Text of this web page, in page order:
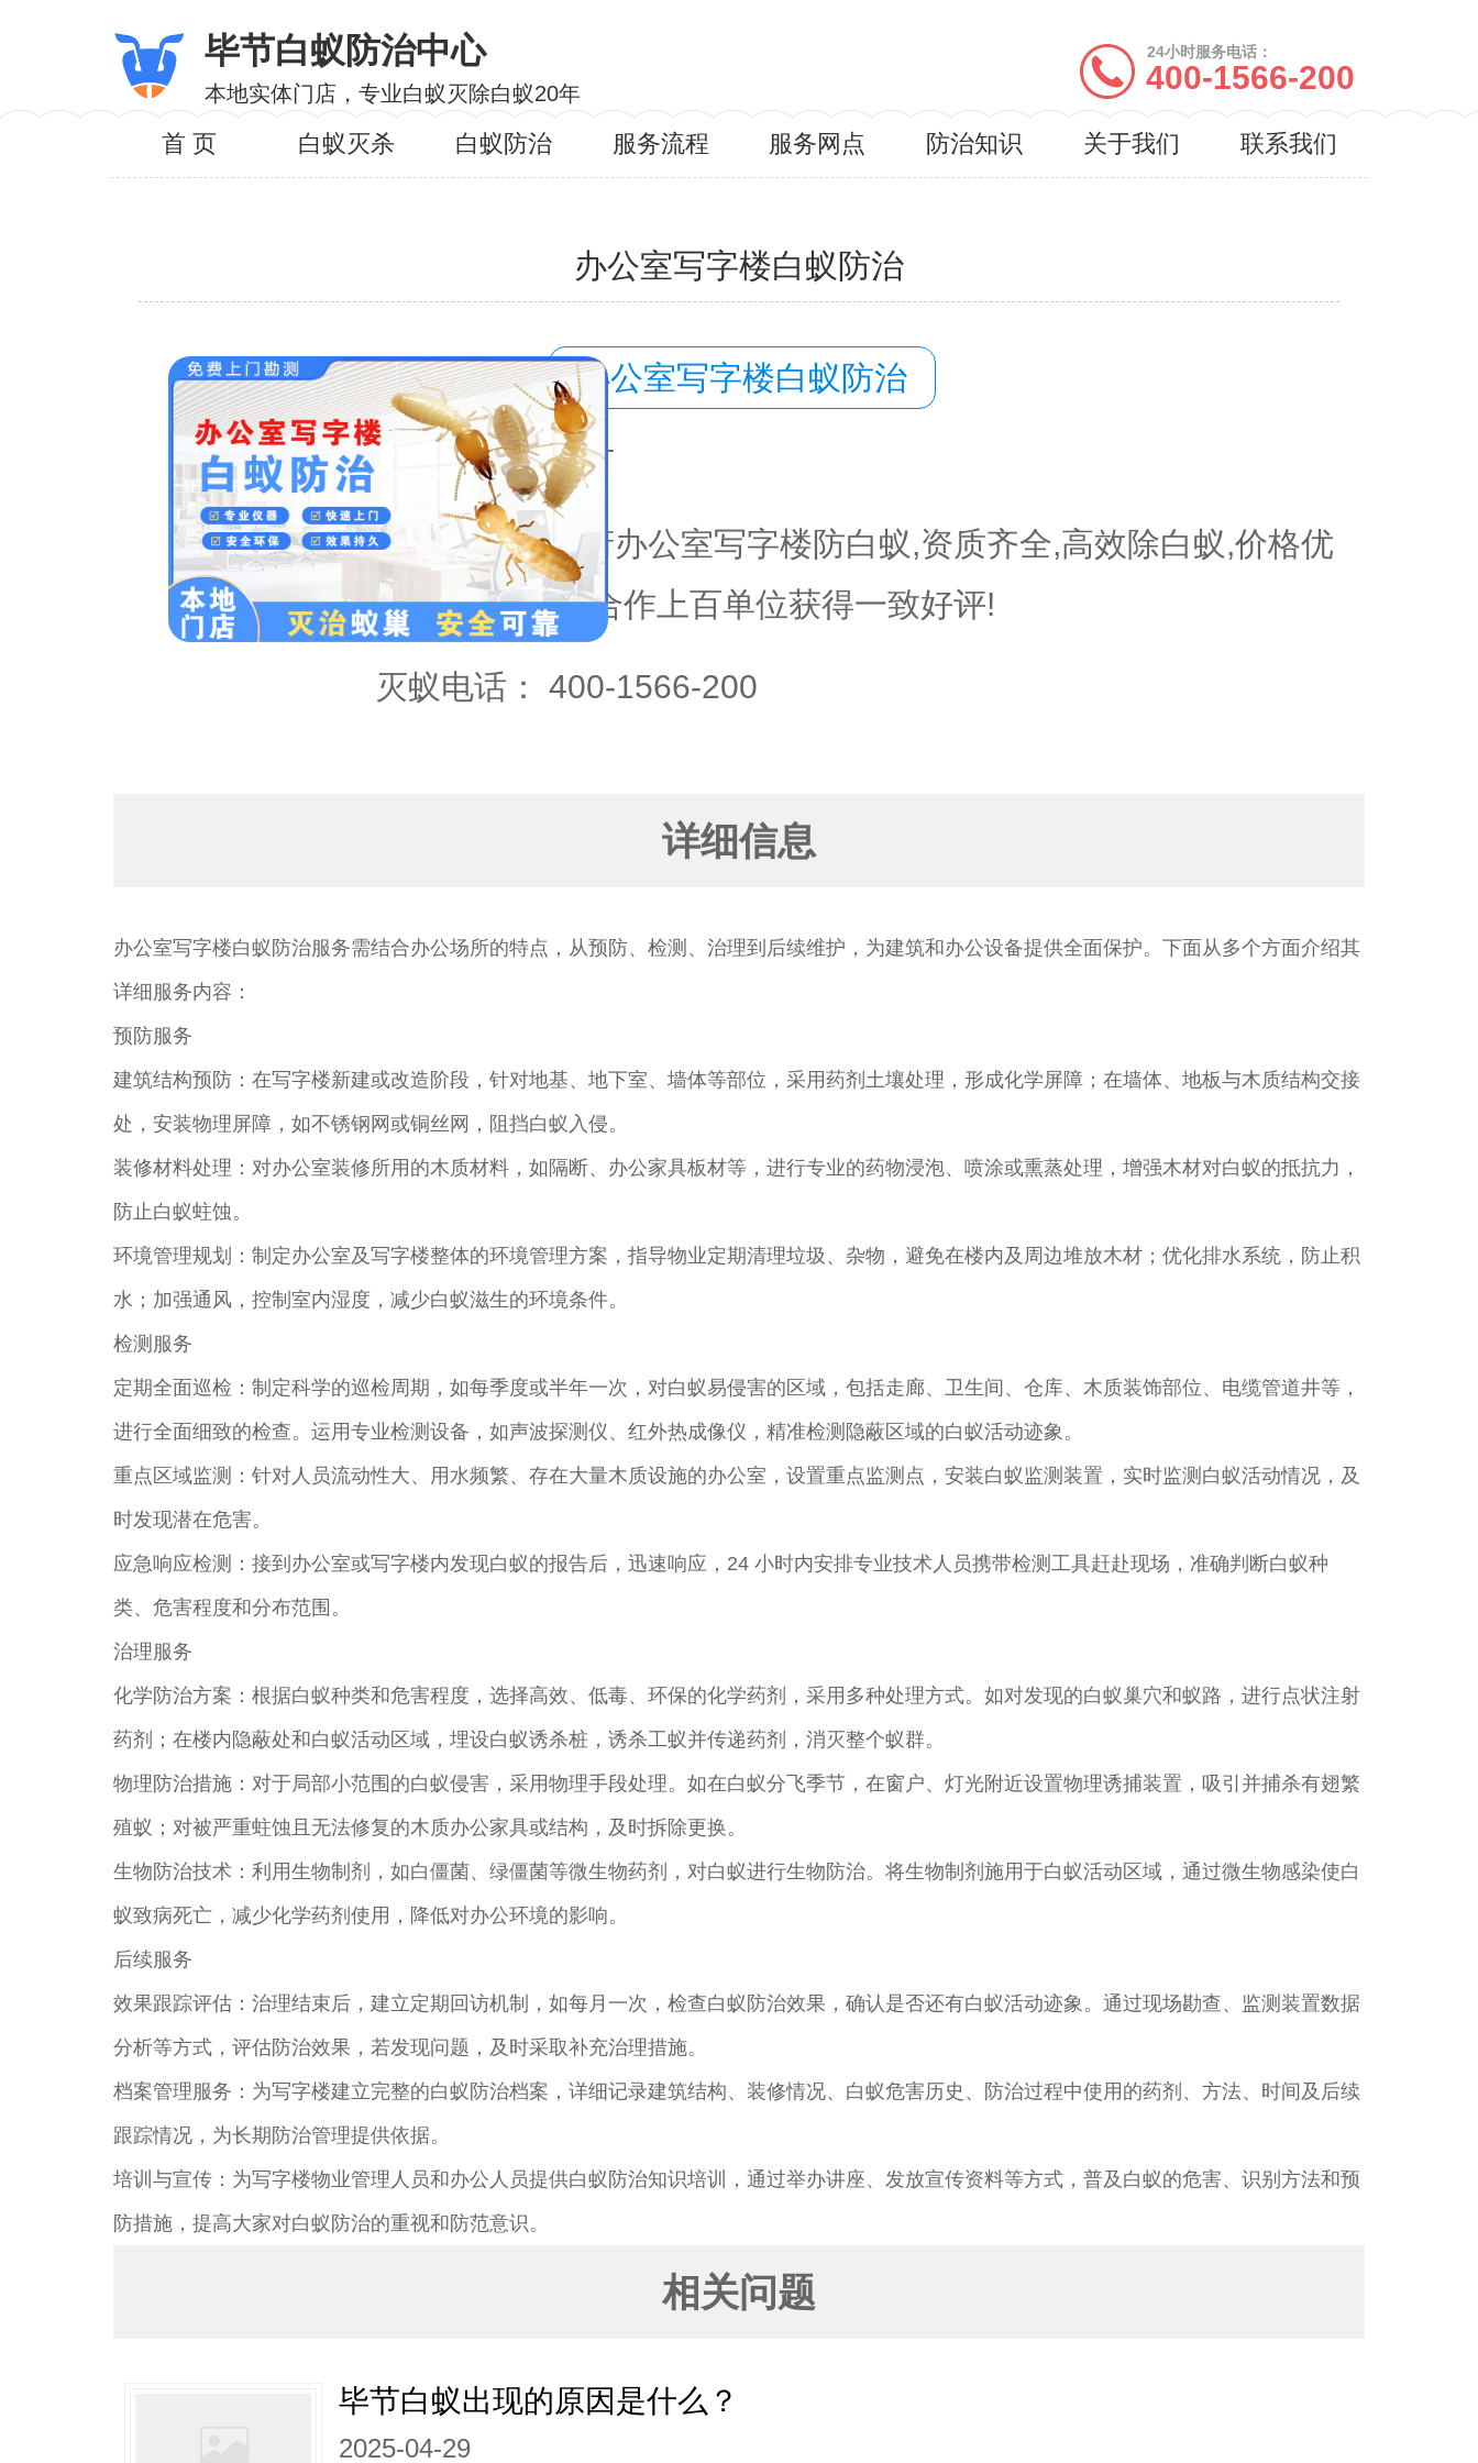
毕节白蚁防治中心
本地实体门店，专业白蚁灭除白蚁20年
24小时服务电话：
400-1566-200
首 页 白蚁灭杀 白蚁防治 服务流程 服务网点 防治知识 关于我们 联系我们
办公室写字楼白蚁防治
服务内容： 办公室写字楼白蚁防治
服务区域： 毕节
内容：
政府办公室写字楼防白蚁,资质齐全,高效除白蚁,价格优
惠,合作上百单位获得一致好评!
灭蚁电话： 400-1566-200
详细信息
办公室写字楼白蚁防治服务需结合办公场所的特点，从预防、检测、治理到后续维护，为建筑和办公设备提供全面保护。下面从多个方面介绍其
详细服务内容：
预防服务
建筑结构预防：在写字楼新建或改造阶段，针对地基、地下室、墙体等部位，采用药剂土壤处理，形成化学屏障；在墙体、地板与木质结构交接
处，安装物理屏障，如不锈钢网或铜丝网，阻挡白蚁入侵。
装修材料处理：对办公室装修所用的木质材料，如隔断、办公家具板材等，进行专业的药物浸泡、喷涂或熏蒸处理，增强木材对白蚁的抵抗力，
防止白蚁蛀蚀。
环境管理规划：制定办公室及写字楼整体的环境管理方案，指导物业定期清理垃圾、杂物，避免在楼内及周边堆放木材；优化排水系统，防止积
水；加强通风，控制室内湿度，减少白蚁滋生的环境条件。
检测服务
定期全面巡检：制定科学的巡检周期，如每季度或半年一次，对白蚁易侵害的区域，包括走廊、卫生间、仓库、木质装饰部位、电缆管道井等，
进行全面细致的检查。运用专业检测设备，如声波探测仪、红外热成像仪，精准检测隐蔽区域的白蚁活动迹象。
重点区域监测：针对人员流动性大、用水频繁、存在大量木质设施的办公室，设置重点监测点，安装白蚁监测装置，实时监测白蚁活动情况，及
时发现潜在危害。
应急响应检测：接到办公室或写字楼内发现白蚁的报告后，迅速响应，24 小时内安排专业技术人员携带检测工具赶赴现场，准确判断白蚁种
类、危害程度和分布范围。
治理服务
化学防治方案：根据白蚁种类和危害程度，选择高效、低毒、环保的化学药剂，采用多种处理方式。如对发现的白蚁巢穴和蚁路，进行点状注射
药剂；在楼内隐蔽处和白蚁活动区域，埋设白蚁诱杀桩，诱杀工蚁并传递药剂，消灭整个蚁群。
物理防治措施：对于局部小范围的白蚁侵害，采用物理手段处理。如在白蚁分飞季节，在窗户、灯光附近设置物理诱捕装置，吸引并捕杀有翅繁
殖蚁；对被严重蛀蚀且无法修复的木质办公家具或结构，及时拆除更换。
生物防治技术：利用生物制剂，如白僵菌、绿僵菌等微生物药剂，对白蚁进行生物防治。将生物制剂施用于白蚁活动区域，通过微生物感染使白
蚁致病死亡，减少化学药剂使用，降低对办公环境的影响。
后续服务
效果跟踪评估：治理结束后，建立定期回访机制，如每月一次，检查白蚁防治效果，确认是否还有白蚁活动迹象。通过现场勘查、监测装置数据
分析等方式，评估防治效果，若发现问题，及时采取补充治理措施。
档案管理服务：为写字楼建立完整的白蚁防治档案，详细记录建筑结构、装修情况、白蚁危害历史、防治过程中使用的药剂、方法、时间及后续
跟踪情况，为长期防治管理提供依据。
培训与宣传：为写字楼物业管理人员和办公人员提供白蚁防治知识培训，通过举办讲座、发放宣传资料等方式，普及白蚁的危害、识别方法和预
防措施，提高大家对白蚁防治的重视和防范意识。
相关问题
毕节白蚁出现的原因是什么？
2025-04-29